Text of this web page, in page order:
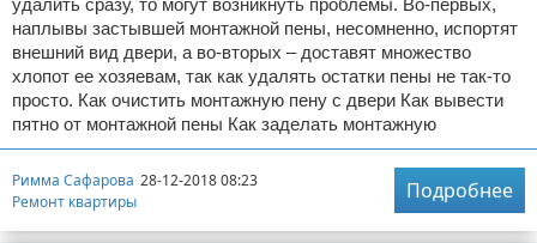
удалить сразу, то могут возникнуть проблемы. Во-первых,
наплывы застывшей монтажной пены, несомненно, испортят
внешний вид двери, а во-вторых – доставят множество
хлопот ее хозяевам, так как удалять остатки пены не так-то
просто. Как очистить монтажную пену с двери Как вывести
пятно от монтажной пены Как заделать монтажную
Римма Сафарова 28-12-2018 08:23
Ремонт квартиры
Подробнее